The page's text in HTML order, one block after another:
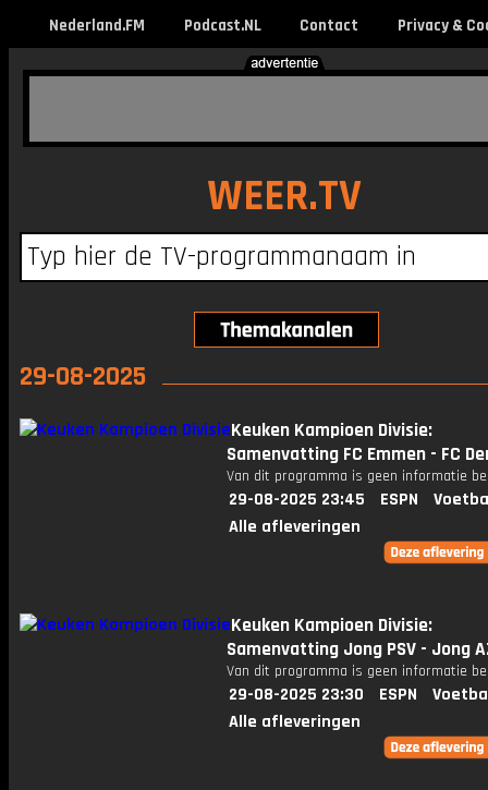
Nederland.FM Podcast.NL Contact Privacy &
WEER.TV
29-08-2025
Keuken Kampioen Divisie:
Samenvatting FC Emmen - FC
Van dit programma is geen informatie
29-08-2025 23:45 ESPN
Alle afleveringen
Keuken Kampioen Divisie:
Samenvatting Jong PSV - Jong
Van dit programma is geen informatie
29-08-2025 23:30 ESPN
Alle afleveringen